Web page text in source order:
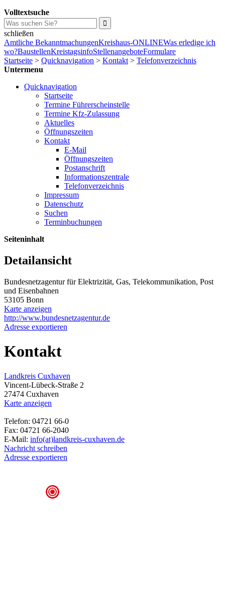
Volltextsuche
schließen
Amtliche BekanntmachungenKreishaus-ONLINEWas erledige ich
wo?BaustellenKreistagsinfoStellenangeboteFormulare
Startseite > Quicknavigation > Kontakt > Telefonverzeichnis
Untermenu
Quicknavigation
Startseite
Termine Führerscheinstelle
Termine Kfz-Zulassung
Aktuelles
Öffnungszeiten
Kontakt
E-Mail
Öffnungszeiten
Postanschrift
Informationszentrale
Telefonverzeichnis
Impressum
Datenschutz
Suchen
Terminbuchungen
Seiteninhalt
Detailansicht
Bundesnetzagentur für Elektrizität, Gas, Telekommunikation, Post
und Eisenbahnen
53105 Bonn
Karte anzeigen
http://www.bundesnetzagentur.de
Adresse exportieren
Kontakt
Landkreis Cuxhaven
Vincent-Lübeck-Straße 2
27474 Cuxhaven
Karte anzeigen
Telefon: 04721 66-0
Fax: 04721 66-2040
E-Mail: info(at)landkreis-cuxhaven.de
Nachricht schreiben
Adresse exportieren